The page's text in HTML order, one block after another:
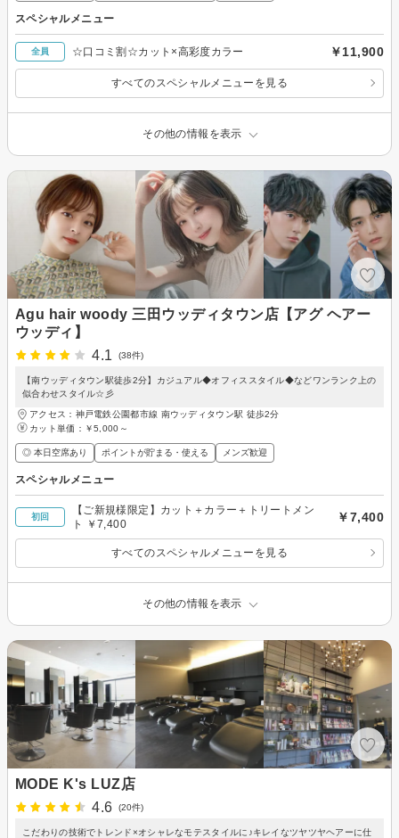
スペシャルメニュー
全員 ☆口コミ割☆カット×高彩度カラー ￥11,900
すべてのスペシャルメニューを見る
その他の情報を表示
Agu hair woody 三田ウッディタウン店【アグ ヘアー
ウッディ】
4.1
(38件)
【南ウッディタウン駅徒歩2分】カジュアル◆オフィススタイル◆などワンランク上の
似合わせスタイル☆彡
アクセス：神戸電鉄公園都市線 南ウッディタウン駅 徒歩2分
カット単価： ￥5,000～
◎ 本日空席あり ポイントが貯まる・使える メンズ歓迎
スペシャルメニュー
初回
【ご新規様限定】カット＋カラー＋トリートメン
ト ￥7,400
￥7,400
すべてのスペシャルメニューを見る
その他の情報を表示
MODE K's LUZ店
4.6
(20件)
こだわりの技術でトレンド×オシャレなモテスタイルに♪キレイなツヤツヤヘアーに仕